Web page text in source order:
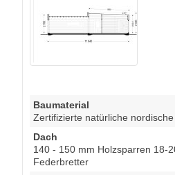
Baumaterial
Zertifizierte natürliche
Dach
140 - 150 mm Holzsparren 18-
Federbretter